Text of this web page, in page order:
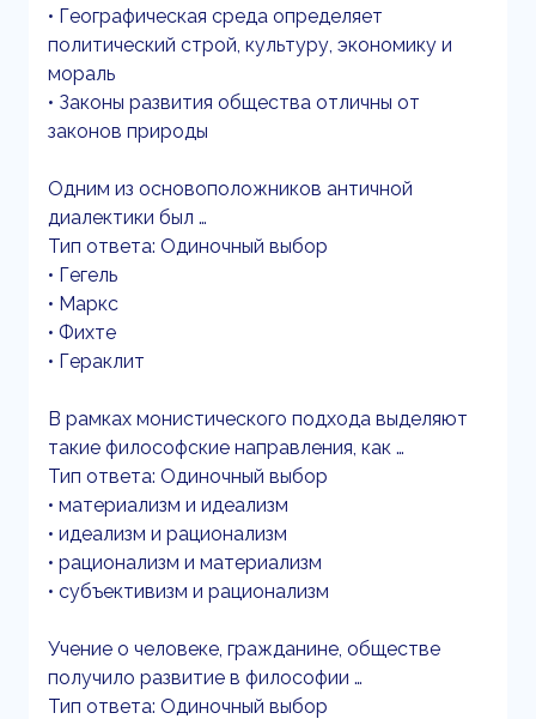
• Географическая среда определяет
политический строй, культуру, экономику и
мораль
• Законы развития общества отличны от
законов природы
Одним из основоположников античной
диалектики был …
Тип ответа: Одиночный выбор
• Гегель
• Маркс
• Фихте
• Гераклит
В рамках монистического подхода выделяют
такие философские направления, как …
Тип ответа: Одиночный выбор
• материализм и идеализм
• идеализм и рационализм
• рационализм и материализм
• субъективизм и рационализм
Учение о человеке, гражданине, обществе
получило развитие в философии …
Тип ответа: Одиночный выбор